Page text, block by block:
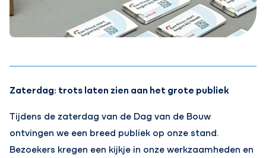
Zaterdag: trots laten zien aan het grote publiek
Tijdens de zaterdag van de Dag van de Bouw
ontvingen we een breed publiek op onze stand.
Bezoekers kregen een kijkje in onze werkzaamheden en